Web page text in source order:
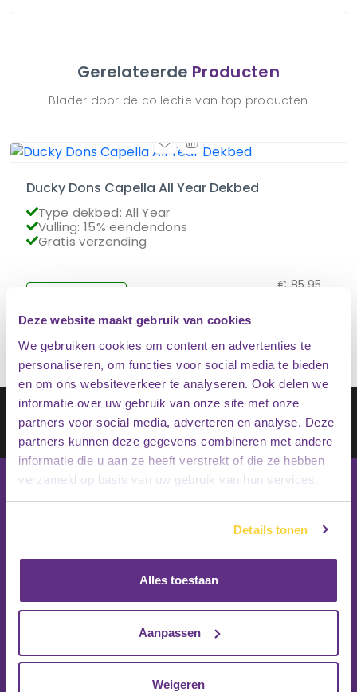
Deze website maakt gebruik van cookies
We gebruiken cookies om content en advertenties te
personaliseren, om functies voor social media te bieden
en om ons websiteverkeer te analyseren. Ook delen we
informatie over uw gebruik van onze site met onze
partners voor social media, adverteren en analyse. Deze
partners kunnen deze gegevens combineren met andere
informatie die u aan ze heeft verstrekt of die ze hebben
verzameld op basis van uw gebruik van hun services.
Details tonen
Alles toestaan
Aanpassen
Weigeren
Gerelateerde Producten
Blader door de collectie van top producten
Ducky Dons Capella All Year Dekbed
Type dekbed: All Year
Vulling: 15% eendendons
Gratis verzending
€85.95
Schrijf je in op onze nieuwsbrief
Inschrijven